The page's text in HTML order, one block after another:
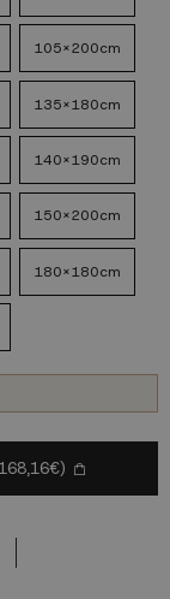
105x200cm
135x180cm
140X190cm
150x200cm
180x180cm